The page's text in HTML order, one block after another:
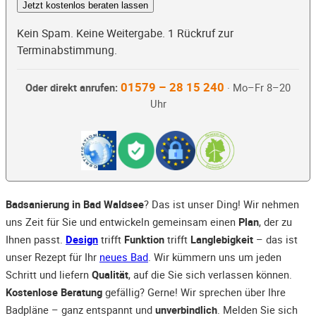
Jetzt kostenlos beraten lassen
Kein Spam. Keine Weitergabe. 1 Rückruf zur
Terminabstimmung.
Oder direkt anrufen: 01579 – 28 15 240 · Mo–Fr 8–20
Uhr
Badsanierung in Bad Waldsee? Das ist unser Ding! Wir nehmen
uns Zeit für Sie und entwickeln gemeinsam einen Plan, der zu
Ihnen passt. Design trifft Funktion trifft Langlebigkeit – das ist
unser Rezept für Ihr neues Bad. Wir kümmern uns um jeden
Schritt und liefern Qualität, auf die Sie sich verlassen können.
Kostenlose Beratung gefällig? Gerne! Wir sprechen über Ihre
Badpläne – ganz entspannt und unverbindlich. Melden Sie sich